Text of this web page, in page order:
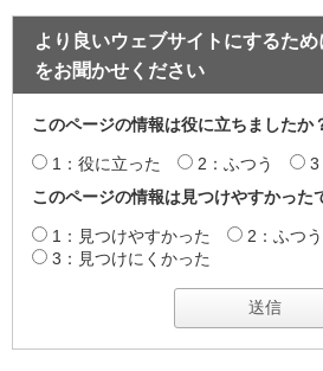
より良いウェブサイトにするた
をお聞かせください
このページの情報は役に立ちましたか
1：役に立った 2：ふつう
3
このページの情報は見つけやすかった
1：見つけやすかった
2：ふつう
3：見つけにくかった